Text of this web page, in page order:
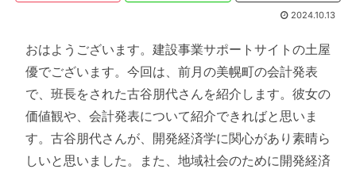
2024.10.13
おはようございます。建設事業サポートサイトの土屋
優でございます。今回は、前月の美幌町の会計発表
で、班長をされた古谷朋代さんを紹介します。彼女の
価値観や、会計発表について紹介できればと思いま
す。古谷朋代さんが、開発経済学に関心があり素晴ら
しいと思いました。また、地域社会のために開発経済